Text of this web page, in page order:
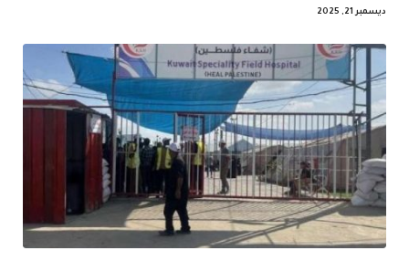
ديسمبر 21, 2025